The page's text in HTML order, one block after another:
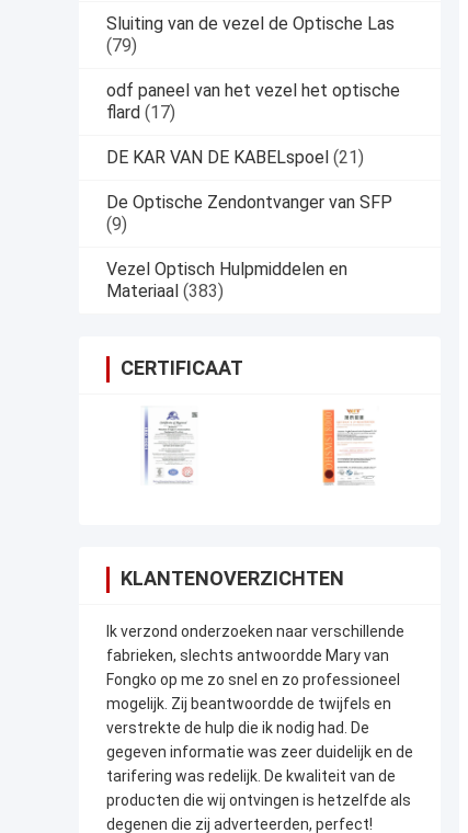
Sluiting van de vezel de Optische Las
(79)
odf paneel van het vezel het optische
flard (17)
DE KAR VAN DE KABELspoel (21)
De Optische Zendontvanger van SFP
(9)
Vezel Optisch Hulpmiddelen en
Materiaal (383)
CERTIFICAAT
KLANTENOVERZICHTEN
Ik verzond onderzoeken naar verschillende
fabrieken, slechts antwoordde Mary van
Fongko op me zo snel en zo professioneel
mogelijk. Zij beantwoordde de twijfels en
verstrekte de hulp die ik nodig had. De
gegeven informatie was zeer duidelijk en de
tarifering was redelijk. De kwaliteit van de
producten die wij ontvingen is hetzelfde als
degenen die zij adverteerden, perfect!